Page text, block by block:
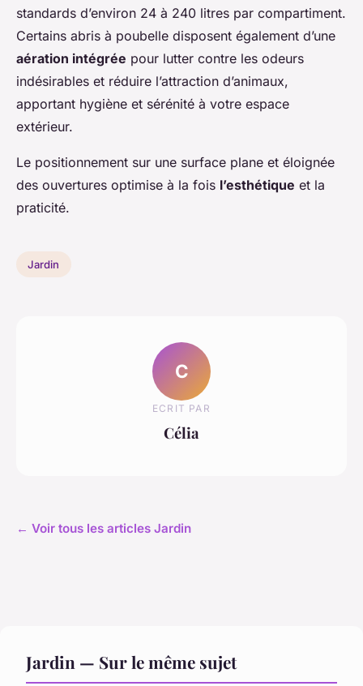
standards d’environ 24 à 240 litres par compartiment.
Certains abris à poubelle disposent également d’une
aération intégrée pour lutter contre les odeurs
indésirables et réduire l’attraction d’animaux,
apportant hygiène et sérénité à votre espace
extérieur.
Le positionnement sur une surface plane et éloignée
des ouvertures optimise à la fois l’esthétique et la
praticité.
Jardin
C
ECRIT PAR
Célia
← Voir tous les articles Jardin
Jardin — Sur le même sujet